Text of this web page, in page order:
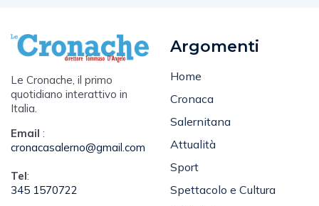
Le Cronache, il primo
quotidiano interattivo in
Italia.
Email :
cronacasalerno@gmail.com
Tel:
345 1570722
Argomenti
Home
Cronaca
Salernitana
Attualità
Sport
Spettacolo e Cultura